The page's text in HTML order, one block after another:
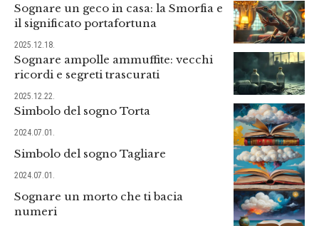
Sognare un geco in casa: la Smorfia e
il significato portafortuna
2025.12.18.
Sognare ampolle ammuffite: vecchi
ricordi e segreti trascurati
2025.12.22.
Simbolo del sogno Torta
2024.07.01.
Simbolo del sogno Tagliare
2024.07.01.
Sognare un morto che ti bacia
numeri